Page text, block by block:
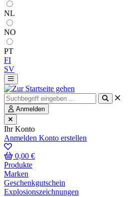
NL
NO
PT
FI
SV
Anmelden
Ihr Konto
Anmelden Konto erstellen
0,00 €
Produkte
Marken
Geschenkgutschein
Explosionszeichnungen